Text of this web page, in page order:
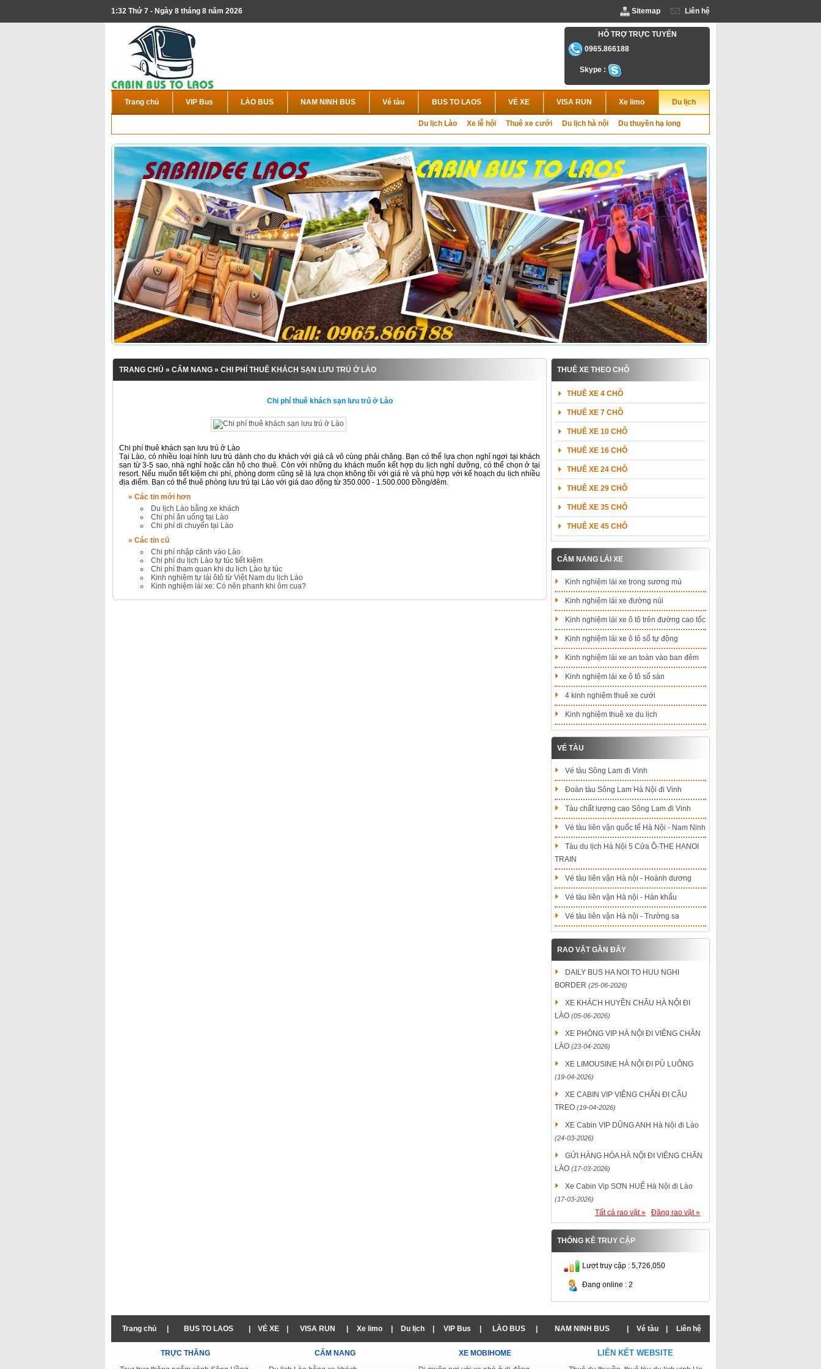
1:32 Thứ 7 - Ngày 8 tháng 8 năm 2026 Sitemap Liên hệ
HỖ TRỢ TRỰC TUYẾN
0965.866188
Skype :
Trang chủ VIP Bus LÀO BUS NAM NINH BUS Vé tàu BUS TO LAOS VÉ XE VISA RUN Xe limo Du lịch
Du lịch Lào Xe lễ hội Thuê xe cưới Du lịch hà nội Du thuyền hạ long
TRANG CHỦ » CẨM NANG » CHI PHÍ THUÊ KHÁCH SẠN LƯU TRÚ Ở LÀO
Chi phí thuê khách sạn lưu trú ở Lào
Chi phí thuê khách sạn lưu trú ở Lào
Tại Lào, có nhiều loại hình lưu trú dành cho du khách với giá cả vô cùng phải chăng. Bạn có thể lựa chọn nghỉ ngơi tại khách
sạn từ 3-5 sao, nhà nghỉ hoặc căn hộ cho thuê. Còn với những du khách muốn kết hợp du lịch nghỉ dưỡng, có thể chọn ở tại
resort. Nếu muốn tiết kiệm chi phí, phòng dorm cũng sẽ là lựa chọn không tồi với giá rẻ và phù hợp với kế hoạch du lịch nhiều
địa điểm. Bạn có thể thuê phòng lưu trú tại Lào với giá dao động từ 350.000 - 1.500.000 Đồng/đêm.
» Các tin mới hơn
Du lịch Lào bằng xe khách
Chi phí ăn uống tại Lào
Chi phí di chuyển tại Lào
» Các tin cũ
Chi phí nhập cảnh vào Lào
Chi phí du lịch Lào tự túc tiết kiệm
Chi phí tham quan khi du lịch Lào tự túc
Kinh nghiệm tự lái ôtô từ Việt Nam du lịch Lào
Kinh nghiệm lái xe: Có nên phanh khi ôm cua?
THUÊ XE THEO CHỖ
THUÊ XE 4 CHỖ
THUÊ XE 7 CHỖ
THUÊ XE 10 CHỖ
THUÊ XE 16 CHỖ
THUÊ XE 24 CHỖ
THUÊ XE 29 CHỖ
THUÊ XE 35 CHỖ
THUÊ XE 45 CHỖ
CẨM NANG LÁI XE
Kinh nghiệm lái xe trong sương mù
Kinh nghiệm lái xe đường núi
Kinh nghiệm lái xe ô tô trên đường cao tốc
Kinh nghiệm lái xe ô tô số tự động
Kinh nghiệm lái xe an toàn vào ban đêm
Kinh nghiệm lái xe ô tô số sàn
4 kinh nghiệm thuê xe cưới
Kinh nghiệm thuê xe du lịch
VÉ TÀU
Vé tàu Sông Lam đi Vinh
Đoàn tàu Sông Lam Hà Nội đi Vinh
Tàu chất lượng cao Sông Lam đi Vinh
Vé tàu liên vận quốc tế Hà Nội - Nam Ninh
Tàu du lịch Hà Nội 5 Cửa Ô-THE HANOI
TRAIN
Vé tàu liên vận Hà nội - Hoành dương
Vé tàu liên vận Hà nội - Hán khẩu
Vé tàu liên vận Hà nội - Trường sa
RAO VẶT GẦN ĐÂY
DAILY BUS HA NOI TO HUU NGHI
BORDER (25-06-2026)
XE KHÁCH HUYỀN CHÂU HÀ NỘI ĐI
LÀO (05-06-2026)
XE PHÒNG VIP HÀ NỘI ĐI VIÊNG CHĂN
LÀO (23-04-2026)
XE LIMOUSINE HÀ NỘI ĐI PÙ LUÔNG
(19-04-2026)
XE CABIN VIP VIÊNG CHĂN ĐI CẦU
TREO (19-04-2026)
XE Cabin VIP DŨNG ANH Hà Nội đi Lào
(24-03-2026)
GỬI HÀNG HÓA HÀ NỘI ĐI VIÊNG CHĂN
LÀO (17-03-2026)
Xe Cabin Vip SƠN HUẾ Hà Nội đi Lào
(17-03-2026)
Tất cả rao vặt » Đăng rao vặt »
THỐNG KÊ TRUY CẬP
Lượt truy cập : 5,726,050
Đang online : 2
Trang chủ BUS TO LAOS VÉ XE VISA RUN Xe limo Du lịch VIP Bus LÀO BUS NAM NINH BUS Vé tàu Liên hệ
TRỰC THĂNG
CẨM NANG
XE MOBIHOME
LIÊN KẾT WEBSITE